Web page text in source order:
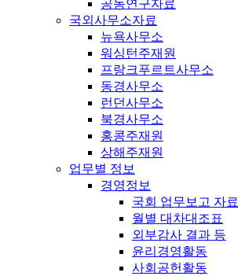
공동연구자료
국외사무소자료
뉴욕사무소
워싱턴주재원
프랑크푸르트사무소
동경사무소
런던사무소
북경사무소
홍콩주재원
상해주재원
업무별 정보
경영정보
국회 업무보고 자료
월별 대차대조표
외부감사 결과 등
윤리경영활동
사회공헌활동